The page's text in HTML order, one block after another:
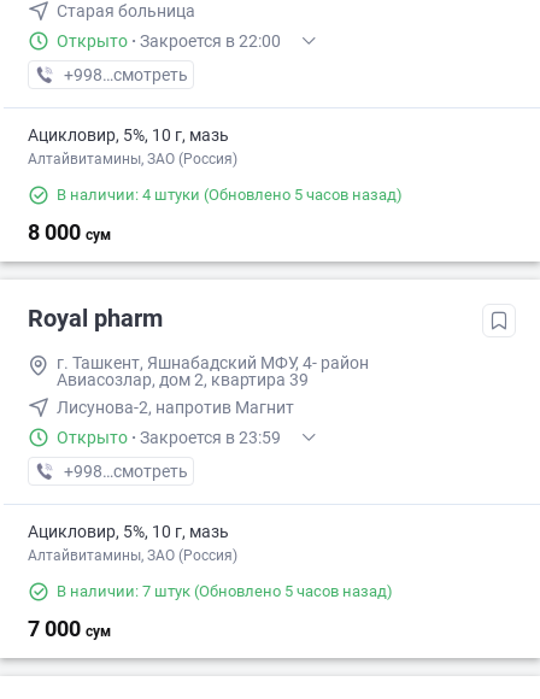
Старая больница
Открыто · Закроется в 22:00
+998 (99) XXX-XX-XX
смотреть
Ацикловир, 5%, 10 г, мазь
Алтайвитамины, ЗАО (Россия)
В наличии: 4 штуки (Обновлено 5 часов назад)
8 000 сум
Royal pharm
г. Ташкент, Яшнабадский МФУ, 4- район
Авиасозлар, дом 2, квартира 39
Лисунова-2, напротив Магнит
Открыто · Закроется в 23:59
+998 (91) XXX-XX-XX
смотреть
Ацикловир, 5%, 10 г, мазь
Алтайвитамины, ЗАО (Россия)
В наличии: 7 штук (Обновлено 5 часов назад)
7 000 сум